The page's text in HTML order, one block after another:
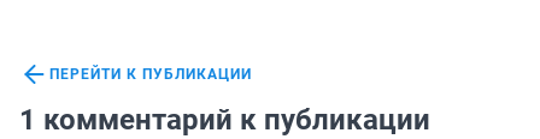
ПЕРЕЙТИ К ПУБЛИКАЦИИ
1 комментарий к публикации